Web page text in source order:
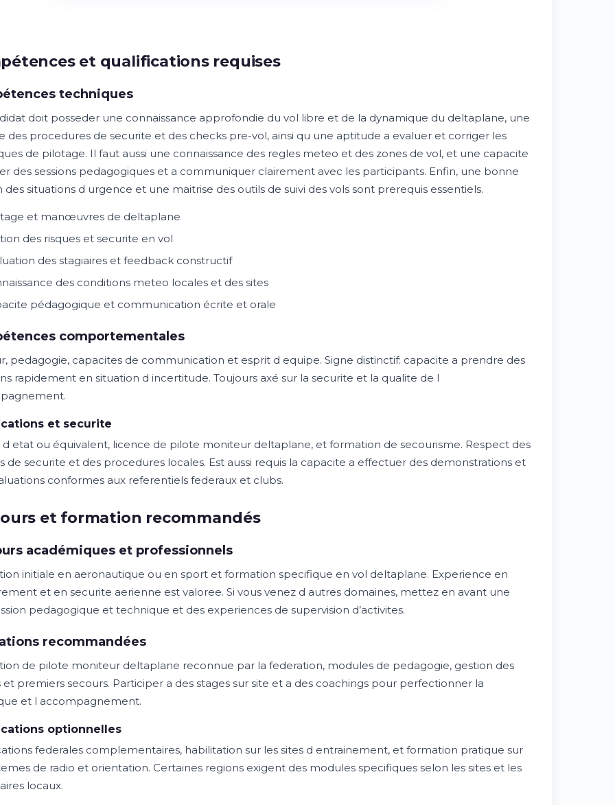
et qualifications requises
techniques
doit posseder une connaissance approfondie du vol libre et de la dynamique du deltaplane, une
des procedures de securite et des checks pre-vol, ainsi qu une aptitude a evaluer et corriger les
de pilotage. Il faut aussi une connaissance des regles meteo et des zones de vol, et une capacite
des sessions pedagogiques et a communiquer clairement avec les participants. Enfin, une bonne
des situations d urgence et une maitrise des outils de suivi des vols sont prerequis essentiels.
et manœuvres de deltaplane
des risques et securite en vol
des stagiaires et feedback constructif
des conditions meteo locales et des sites
pédagogique et communication écrite et orale
comportementales
pedagogie, capacites de communication et esprit d equipe. Signe distinctif: capacite a prendre des
rapidement en situation d incertitude. Toujours axé sur la securite et la qualite de l
et securite
etat ou équivalent, licence de pilote moniteur deltaplane, et formation de secourisme. Respect des
de securite et des procedures locales. Est aussi requis la capacite a effectuer des demonstrations et
conformes aux referentiels federaux et clubs.
et formation recommandés
académiques et professionnels
initiale en aeronautique ou en sport et formation specifique en vol deltaplane. Experience en
et en securite aerienne est valoree. Si vous venez d autres domaines, mettez en avant une
pedagogique et technique et des experiences de supervision d’activites.
recommandées
de pilote moniteur deltaplane reconnue par la federation, modules de pedagogie, gestion des
et premiers secours. Participer a des stages sur site et a des coachings pour perfectionner la
et l accompagnement.
optionnelles
federales complementaires, habilitation sur les sites d entrainement, et formation pratique sur
de radio et orientation. Certaines regions exigent des modules specifiques selon les sites et les
locaux.